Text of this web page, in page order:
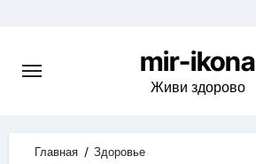
content
mir-ikona
Живи здорово
Главная
Здоровье